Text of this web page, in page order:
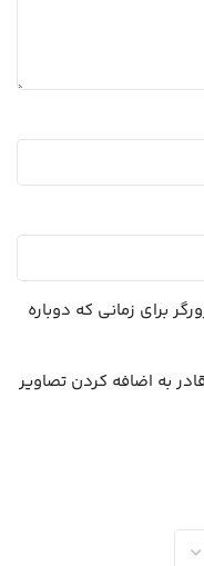
برای زمانی که دوباره
به اضافه کردن تصاویر